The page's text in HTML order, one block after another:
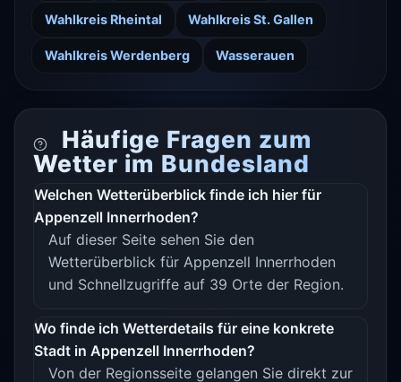
Wahlkreis Rheintal Wahlkreis St. Gallen
Wahlkreis Werdenberg Wasserauen
Häufige Fragen zum
Wetter im Bundesland
Welchen Wetterüberblick finde ich hier für
Appenzell Innerrhoden?
Auf dieser Seite sehen Sie den
Wetterüberblick für Appenzell Innerrhoden
und Schnellzugriffe auf 39 Orte der Region.
Wo finde ich Wetterdetails für eine konkrete
Stadt in Appenzell Innerrhoden?
Von der Regionsseite gelangen Sie direkt zur